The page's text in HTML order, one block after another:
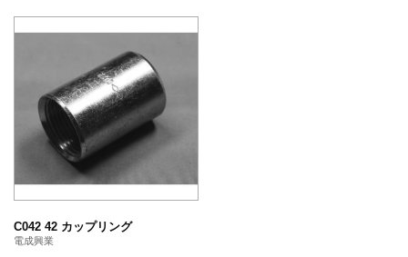
C042 42 カップリング
電成興業